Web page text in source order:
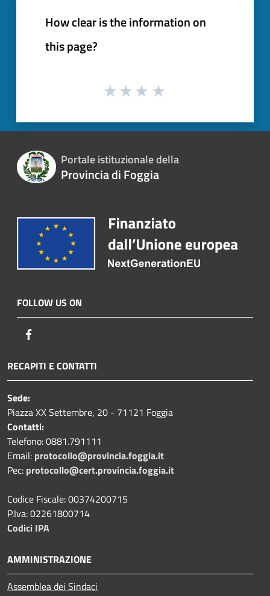
How clear is the information on
this page?
Portale istituzionale della
Provincia di Foggia
FOLLOW US ON
RECAPITI E CONTATTI
Sede:
Piazza XX Settembre, 20 - 71121 Foggia
Contatti:
Telefono: 0881.791111
Email: protocollo@provincia.foggia.it
Pec: protocollo@cert.provincia.foggia.it
Codice Fiscale: 00374200715
P.Iva: 02261800714
Codici IPA
AMMINISTRAZIONE
Assemblea dei Sindaci